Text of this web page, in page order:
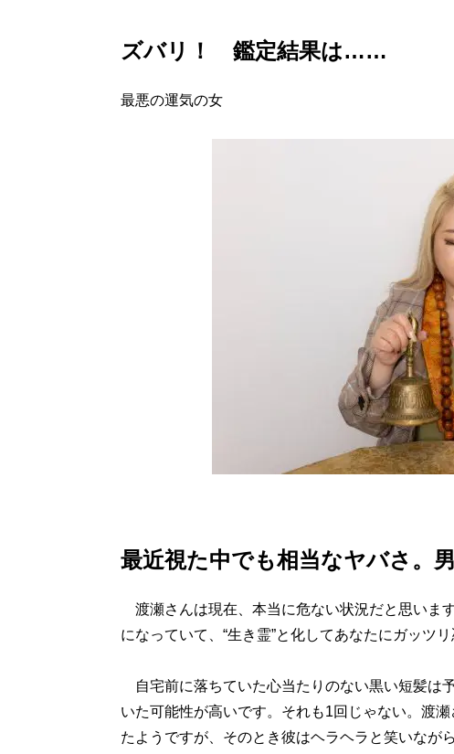
ズバリ！ 鑑定結果は……
最悪の運気の女
最近視た中でも相当なヤバさ。
渡瀬さんは現在、本当に危ない状況だと思いま
になっていて、“生き霊”と化してあなたにガッツリ
自宅前に落ちていた心当たりのない黒い短髪は
いた可能性が高いです。それも1回じゃない。渡
たようですが、そのとき彼はヘラヘラと笑いなが